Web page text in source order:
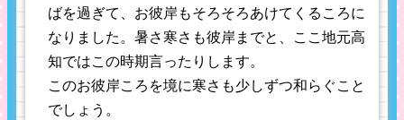
ばを過ぎて、お彼岸もそろそろあけてくるころに
なりました。暑さ寒さも彼岸までと、ここ地元高
知ではこの時期言ったりします。
このお彼岸ころを境に寒さも少しずつ和らぐこと
でしょう。